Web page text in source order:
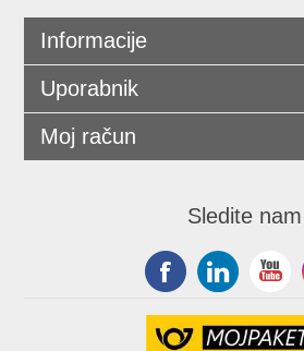
Informacije
Uporabnik
Moj račun
Sledite nam